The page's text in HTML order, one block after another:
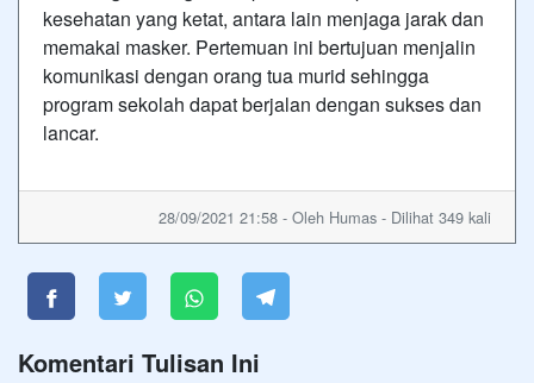
kesehatan yang ketat, antara lain menjaga jarak dan
memakai masker. Pertemuan ini bertujuan menjalin
komunikasi dengan orang tua murid sehingga
program sekolah dapat berjalan dengan sukses dan
lancar.
28/09/2021 21:58 - Oleh Humas - Dilihat 349 kali
Komentari Tulisan Ini